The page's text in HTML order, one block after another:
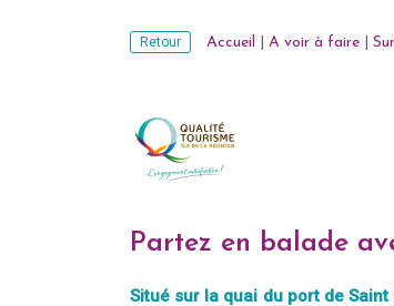
Retour Accueil A voir à faire
Partez en balade
Situé sur la quai du port de